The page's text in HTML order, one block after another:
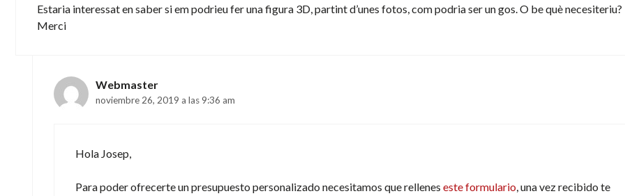
Estaria interessat en saber si em podrieu fer una figura 3D, partint d’unes fotos, com podria ser un gos. O be què necesiteriu?
Merci
Webmaster
noviembre 26, 2019 a las 9:36 am
Hola Josep,
Para poder ofrecerte un presupuesto personalizado necesitamos que rellenes este formulario, una vez recibido te